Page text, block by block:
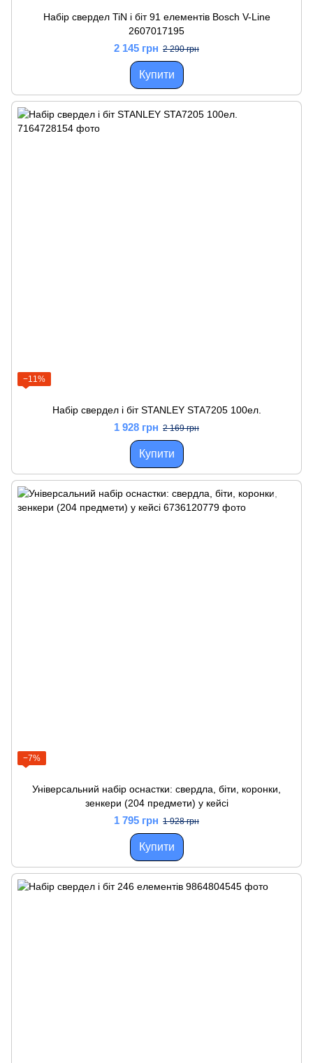
Набір свердел TiN і біт 91 елементів Bosch V-Line
2607017195
2 145 грн 2 290 грн
Купити
−11%
Набір свердел і біт STANLEY STA7205 100ел.
1 928 грн 2 169 грн
Купити
−7%
Універсальний набір оснастки: свердла, біти, коронки,
зенкери (204 предмети) у кейсі
1 795 грн 1 928 грн
Купити